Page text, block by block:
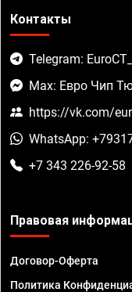
Контакты
Telegram:
Max: Евро Чип
https://vk.com/
WhatsApp:
+7 343 226-92-58
Правовая
Договор-Оферта
Политика